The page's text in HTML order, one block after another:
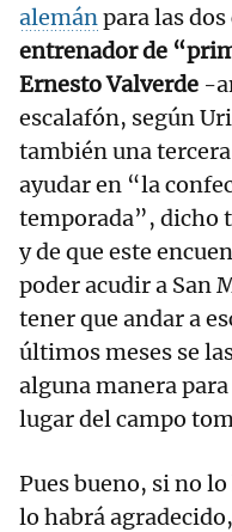
alemánpara las
entrenador de
Ernesto Valverde -
escalafón, según
también una
ayudar en “la
temporada”, dicho
y de que este
poder acudir a San
tener que andar a
últimos meses se
alguna manera
lugar del campo
Pues bueno, si no
lo habrá